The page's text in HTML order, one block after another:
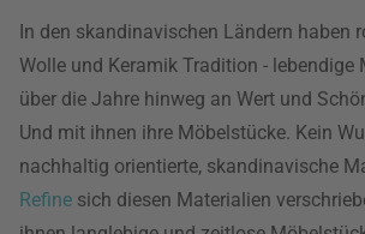
In den skandinavischen Ländern haben
Wolle und Keramik Tradition - lebendige
über die Jahre hinweg an Wert und
Und mit ihnen ihre Möbelstücke. Kein
nachhaltig orientierte, skandinavische
Refine sich diesen Materialien